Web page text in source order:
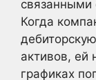
связанными
Когда
активов, ей
графиках